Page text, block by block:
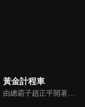
黃金計程車
由總霸子趙正平開著計程車在街頭隨機找尋搭車路人，進行機智問答，如果十題答對就可以拿走金元寶！如果沒有答對，就把當前獎金減一個0然後發放！另外節目中總霸子趙正平還會帶我們遍尋美食名景。